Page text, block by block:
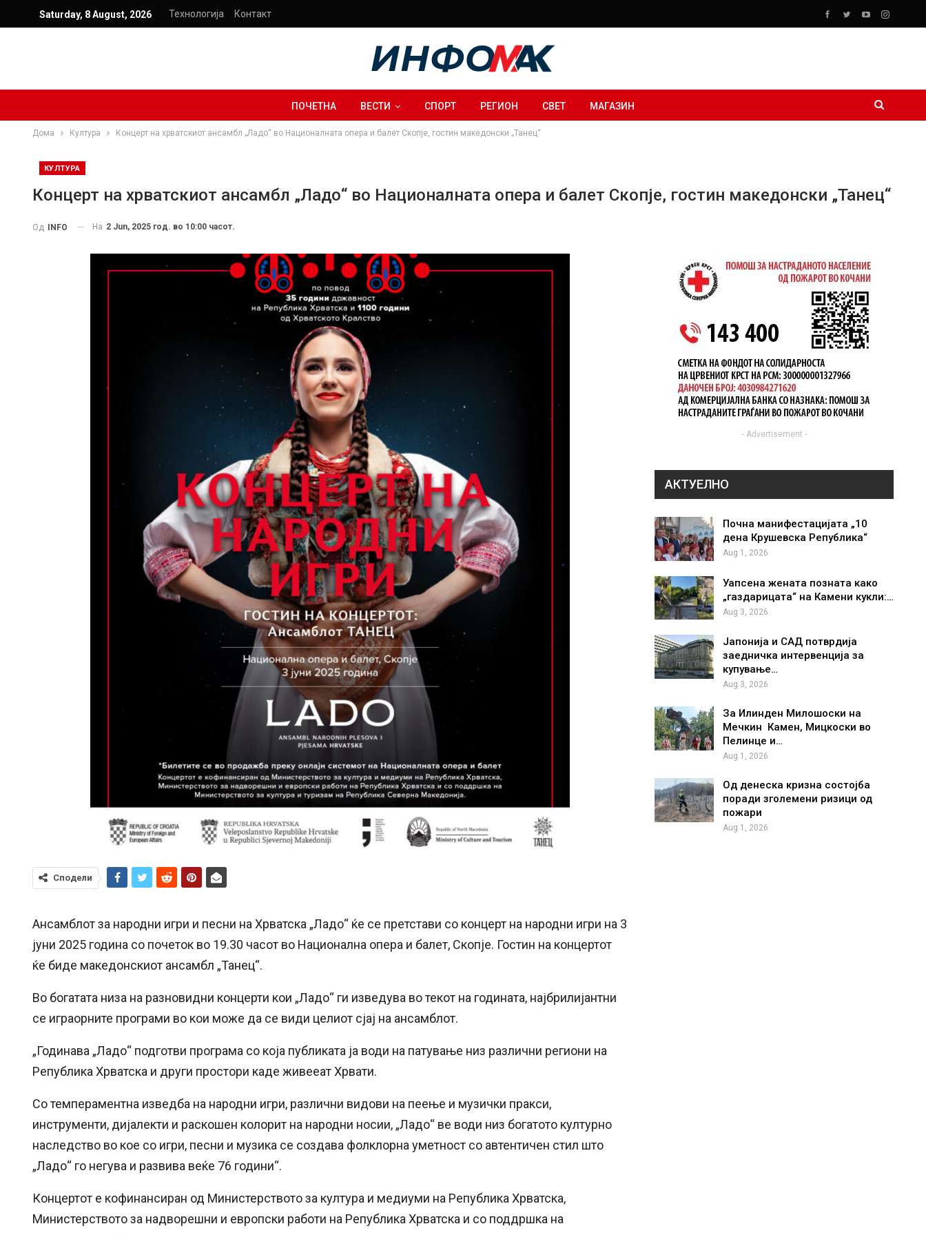
Saturday, 8 August, 2026 Технологија Контакт
ПОЧЕТНА ВЕСТИ СПОРТ РЕГИОН СВЕТ МАГАЗИН
Дома Култура Концерт на хрватскиот ансамбл „Ладо“ во Националната опера и балет Скопје, гостин македонски „Танец“
КУЛТУРА
Концерт на хрватскиот ансамбл „Ладо“ во Националната опера и балет Скопје, гостин македонски „Танец“
Од INFO На 2 Jun, 2025 год. во 10:00 часот.
Сподели
Ансамблот за народни игри и песни на Хрватска „Ладо“ ќе се претстави со концерт на народни игри на 3
јуни 2025 година со почеток во 19.30 часот во Национална опера и балет, Скопје. Гостин на концертот
ќе биде македонскиот ансамбл „Танец“.
Во богатата низа на разновидни концерти кои „Ладо“ ги изведува во текот на годината, најбрилијантни
се играорните програми во кои може да се види целиот сјај на ансамблот.
„Годинава „Ладо“ подготви програма со која публиката ја води на патување низ различни региони на
Република Хрватска и други простори каде живееат Хрвати.
Со темпераментна изведба на народни игри, различни видови на пеење и музички пракси,
инструменти, дијалекти и раскошен колорит на народни носии, „Ладо“ ве води низ богатото културно
наследство во кое со игри, песни и музика се создава фолклорна уметност со автентичен стил што
„Ладо“ го негува и развива веќе 76 години“.
Концертот е кофинансиран од Министерството за култура и медиуми на Република Хрватска,
Министерството за надворешни и европски работи на Република Хрватска и со поддршка на
- Advertisement -
АКТУЕЛНО
Почна манифестацијата „10
дена Крушевска Република“
Aug 1, 2026
Уапсена жената позната како
„газдарицата“ на Камени кукли:…
Aug 3, 2026
Јапонија и САД потврдија
заедничка интервенција за
купување…
Aug 3, 2026
За Илинден Милошоски на
Мечкин Камен, Мицкоски во
Пелинце и…
Aug 1, 2026
Од денеска кризна состојба
поради зголемени ризици од
пожари
Aug 1, 2026